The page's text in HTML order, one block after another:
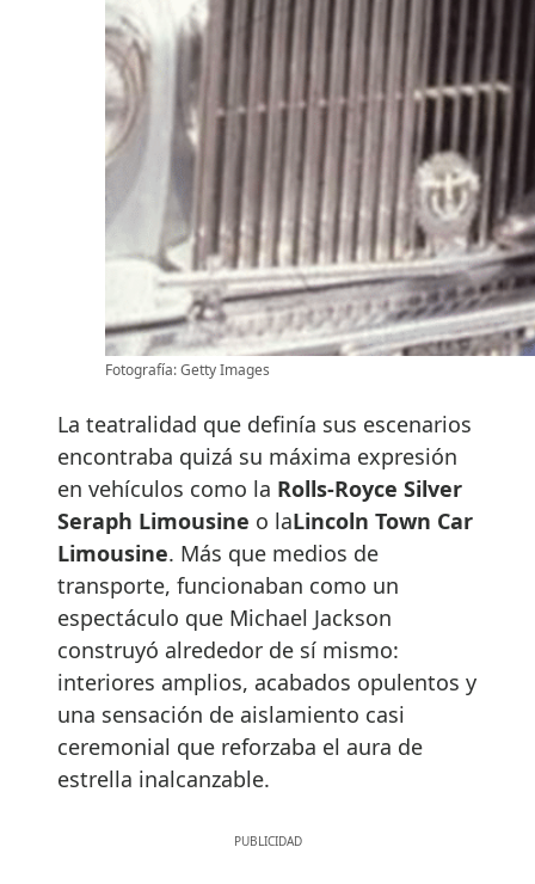
Fotografía: Getty Images
La teatralidad que definía sus escenarios
encontraba quizá su máxima expresión
en vehículos como la Rolls-Royce Silver
Seraph Limousine o laLincoln Town Car
Limousine. Más que medios de
transporte, funcionaban como un
espectáculo que Michael Jackson
construyó alrededor de sí mismo:
interiores amplios, acabados opulentos y
una sensación de aislamiento casi
ceremonial que reforzaba el aura de
estrella inalcanzable.